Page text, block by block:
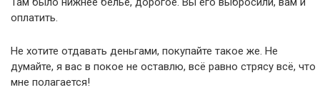
оплатить.
Не хотите отдавать деньгами, покупайте такое же. Не
думайте, я вас в покое не оставлю, всё равно стрясу всё, что
мне полагается!